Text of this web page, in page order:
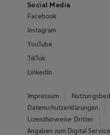
Social Media
Facebook
Instagram
YouTube
TikTok
LinkedIn
Impressum
Datenschutzerklärungen
Lizenzhinweise Dritter
Angaben zum Digital